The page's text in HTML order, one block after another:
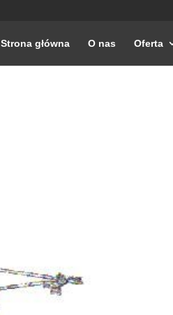
Strona główna O nas Oferta